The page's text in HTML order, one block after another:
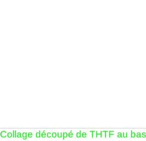
Collage découpé de THTF au